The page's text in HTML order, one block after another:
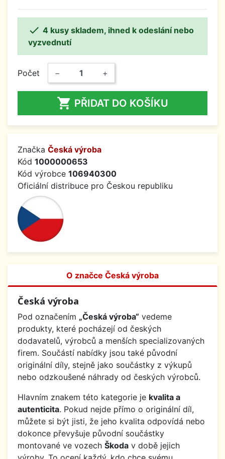
 4 kusy skladem, ihned k odeslání nebo
vyzvednutí
Počet − +
 PŘIDAT DO KOŠÍKU
Značka Česká výroba
Kód 1000000653
Kód výrobce 106940300
Oficiální distribuce pro Českou republiku
O značce Česká výroba
Česká výroba
Pod označením „Česká výroba“ vedeme
produkty, které pocházejí od českých
dodavatelů, výrobců a menších specializovaných
firem. Součástí nabídky jsou také původní
originální díly, stejně jako součástky z výkupů
nebo odzkoušené náhrady od českých výrobců.
Hlavním znakem této kategorie je kvalita a
autenticita. Pokud nejde přímo o originální díl,
můžete si být jisti, že jeho kvalita odpovídá nebo
dokonce převyšuje původní součástky
montované ve vozech Škoda v době jejich